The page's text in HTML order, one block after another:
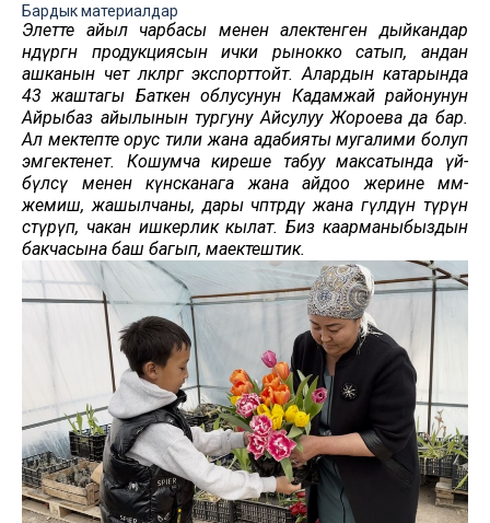
Бардык материалдар
Элетте айыл чарбасы менен алектенген дыйкандар
өндүргөн продукциясын ички рынокко сатып, андан
ашканын чет өлкөлөргө экспорттойт. Алардын катарында
43 жаштагы Баткен облусунун Кадамжай районунун
Айрыбаз айылынын тургуну Айсулуу Жороева да бар.
Ал мектепте орус тили жана адабияты мугалими болуп
эмгектенет. Кошумча киреше табуу максатында үй-
бүлөсү менен күнөсканага жана айдоо жерине мөмө-
жемиш, жашылчаны, дары чөптөрдү жана гүлдүн түрүн
өстүрүп, чакан ишкерлик кылат. Биз каарманыбыздын
бакчасына баш багып, маектештик.